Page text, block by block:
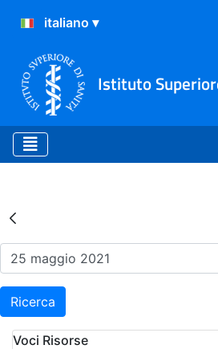
Istituto
Risultati della
Ricerca
Voci Risorse